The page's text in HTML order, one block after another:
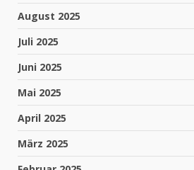
August 2025
Juli 2025
Juni 2025
Mai 2025
April 2025
März 2025